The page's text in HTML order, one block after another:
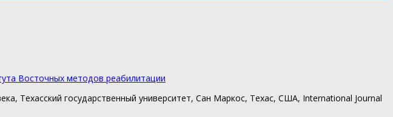
Восточных методов реабилитации
Техасский государственный университет, Сан Маркос, Техас, США, International Journal